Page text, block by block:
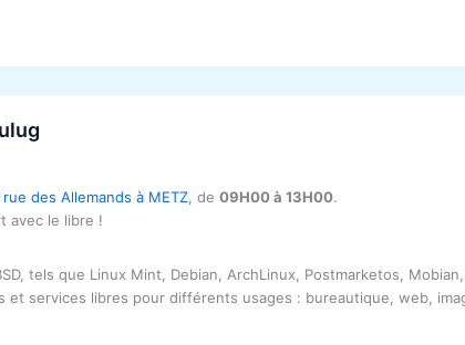
des Allemands à METZ, de 09H00 à 13H00.
avec le libre !
tels que Linux Mint, Debian, ArchLinux, Postmarketos,
services libres pour différents usages : bureautique, web,